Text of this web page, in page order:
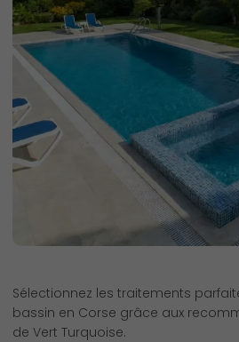
Sélectionnez les traitements
bassin en Corse grâce aux
de Vert Turquoise.